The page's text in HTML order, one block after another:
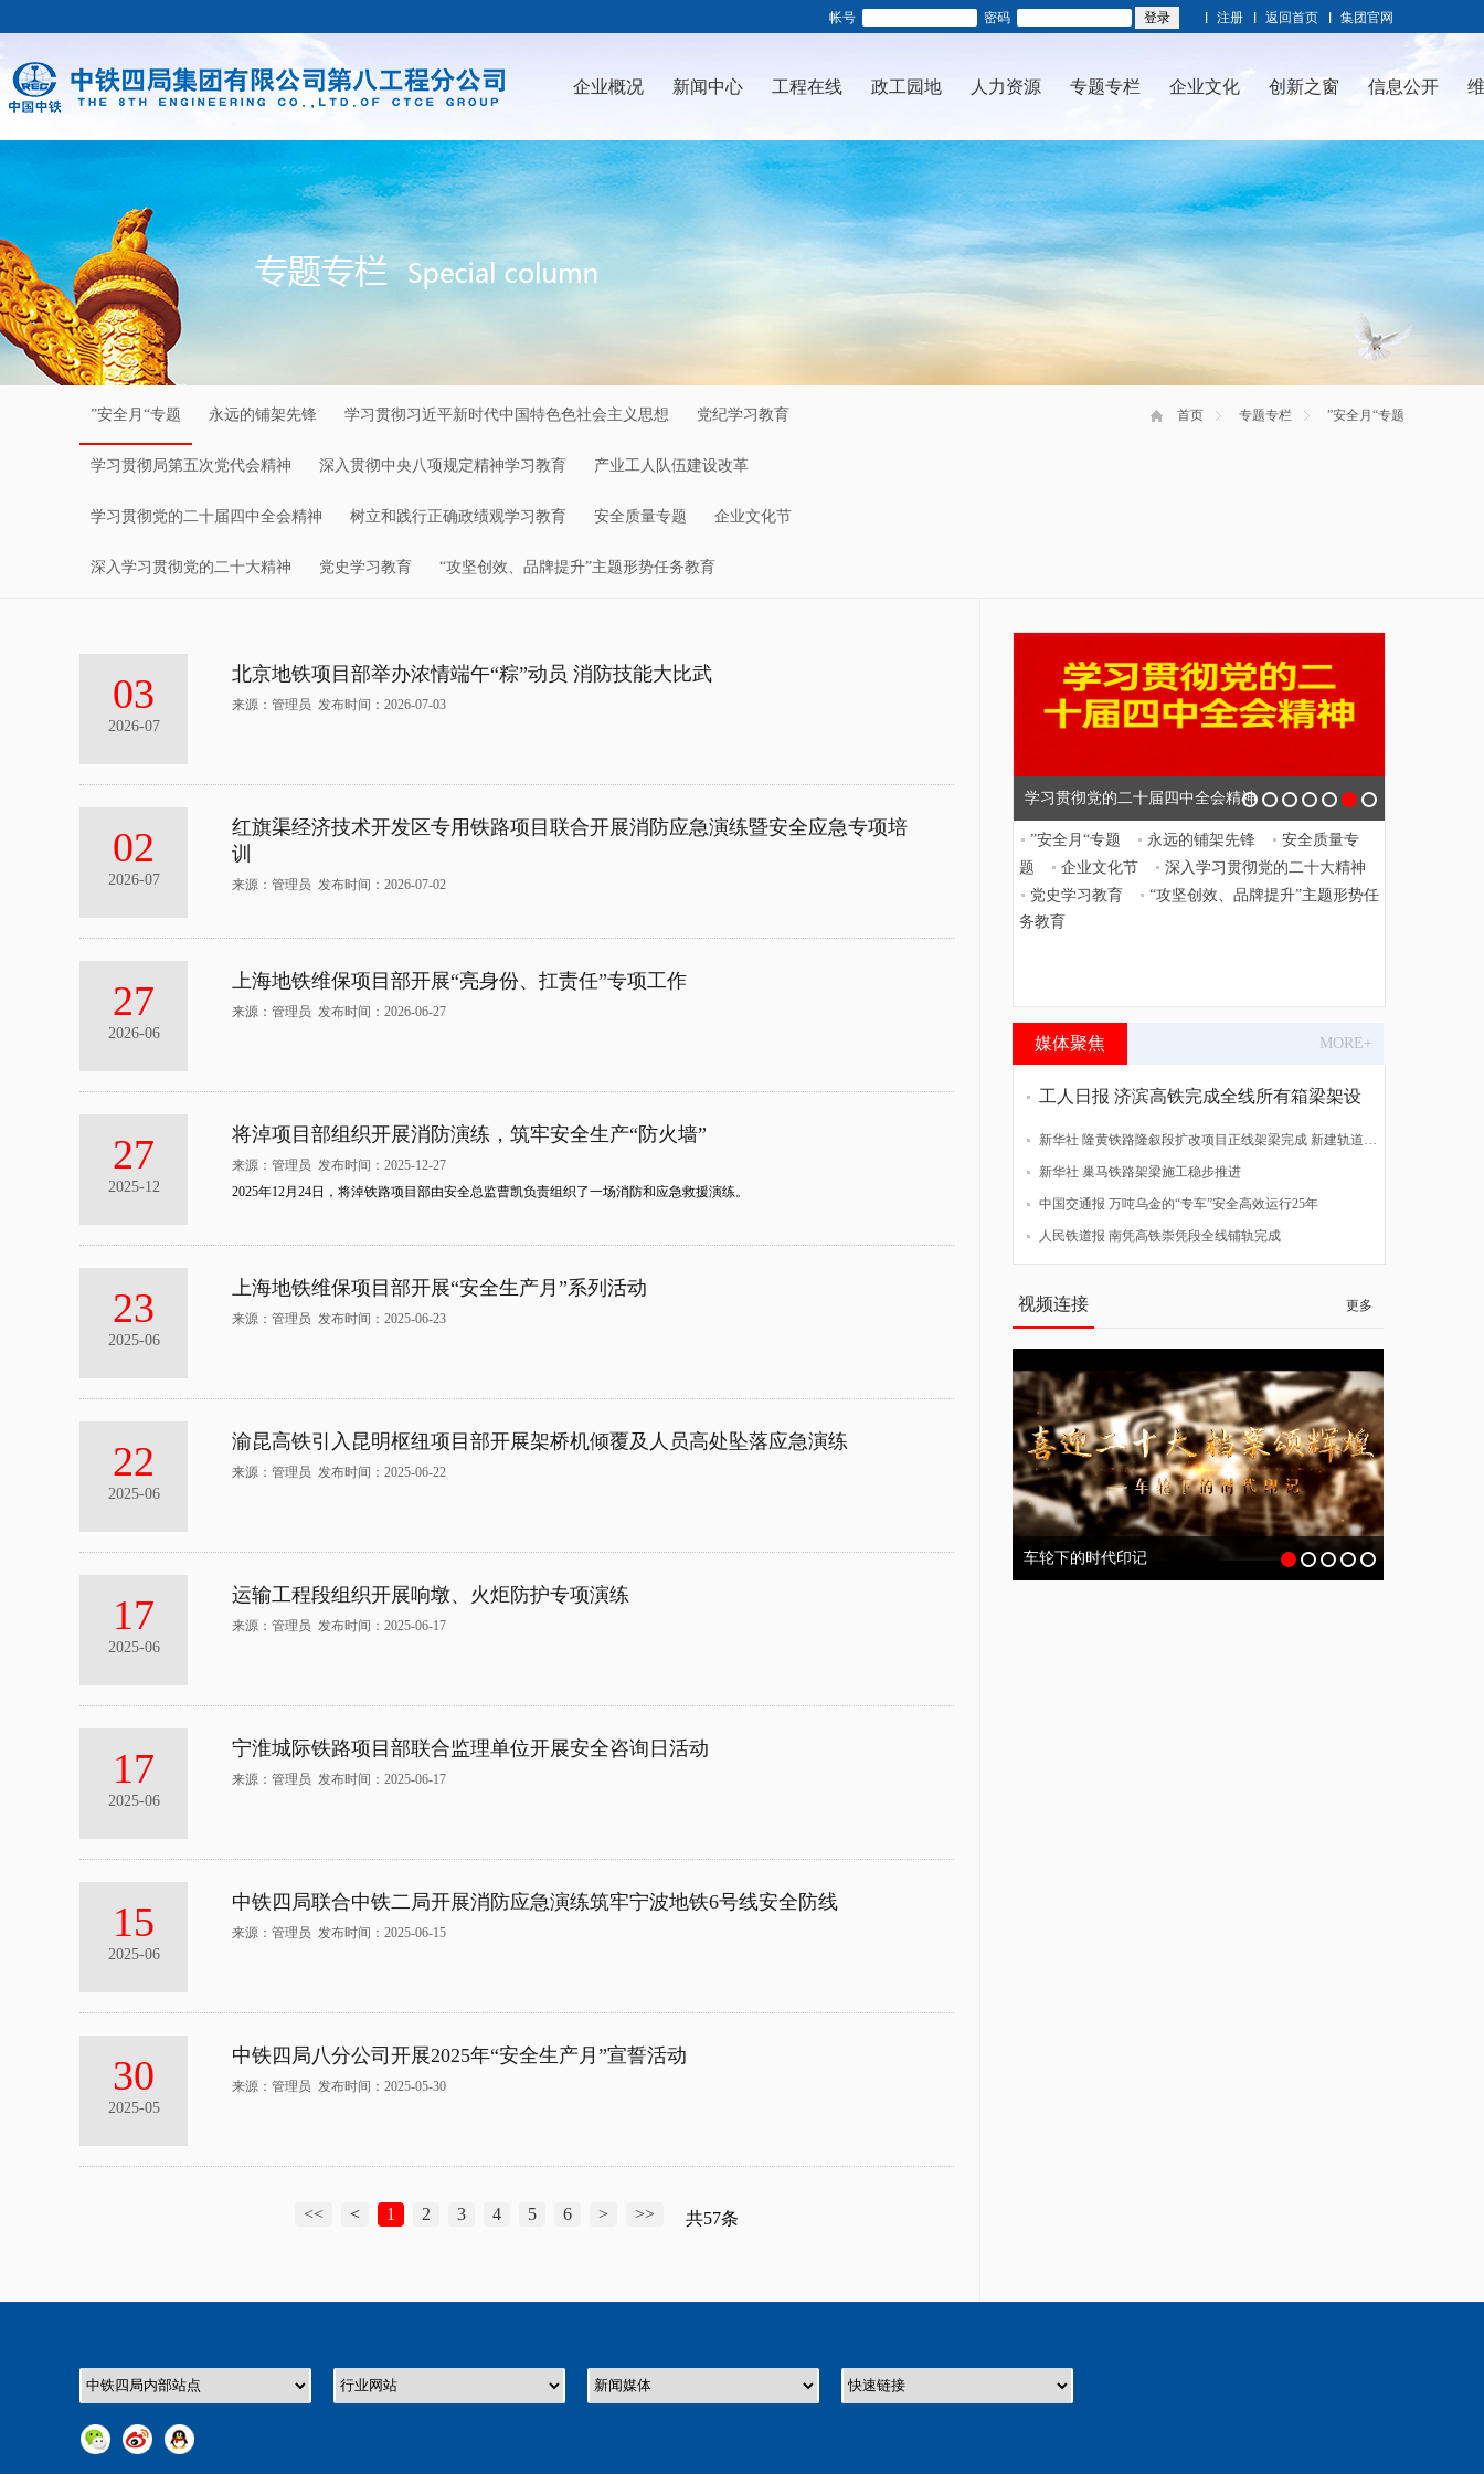
帐号 密码 注册 返回首页 集团官网
企业概况 新闻中心 工程在线 政工园地 人力资源 专题专栏 企业文化 创新之窗 信息公开
首页 专题专栏 ”安全月“专题
”安全月“专题 永远的铺架先锋 学习贯彻习近平新时代中国特色色社会主义思想 党纪学习教育
学习贯彻局第五次党代会精神 深入贯彻中央八项规定精神学习教育 产业工人队伍建设改革
学习贯彻党的二十届四中全会精神 树立和践行正确政绩观学习教育 安全质量专题 企业文化节
深入学习贯彻党的二十大精神 党史学习教育 “攻坚创效、品牌提升”主题形势任务教育
03
2026-07
北京地铁项目部举办浓情端午“粽”动员 消防技能大比武
来源：管理员 发布时间：2026-07-03
02
2026-07
红旗渠经济技术开发区专用铁路项目联合开展消防应急演练暨安全应急专项培
训
来源：管理员 发布时间：2026-07-02
27
2026-06
上海地铁维保项目部开展“亮身份、扛责任”专项工作
来源：管理员 发布时间：2026-06-27
27
2025-12
将淖项目部组织开展消防演练，筑牢安全生产“防火墙”
来源：管理员 发布时间：2025-12-27
2025年12月24日，将淖铁路项目部由安全总监曹凯负责组织了一场消防和应急救援演练。
23
2025-06
上海地铁维保项目部开展“安全生产月”系列活动
来源：管理员 发布时间：2025-06-23
22
2025-06
渝昆高铁引入昆明枢纽项目部开展架桥机倾覆及人员高处坠落应急演练
来源：管理员 发布时间：2025-06-22
17
2025-06
运输工程段组织开展响墩、火炬防护专项演练
来源：管理员 发布时间：2025-06-17
17
2025-06
宁淮城际铁路项目部联合监理单位开展安全咨询日活动
来源：管理员 发布时间：2025-06-17
15
2025-06
中铁四局联合中铁二局开展消防应急演练筑牢宁波地铁6号线安全防线
来源：管理员 发布时间：2025-06-15
30
2025-05
中铁四局八分公司开展2025年“安全生产月”宣誓活动
来源：管理员 发布时间：2025-05-30
<< < 1 2 3 4 5 6 > >> 共57条
学习贯彻党的二十届四中全会精神
”安全月“专题 永远的铺架先锋
安全质量专
题
企业文化节
深入学习贯彻党的二十大精神
党史学习教育
“攻坚创效、品牌提升”主题形势任
务教育
MORE+
媒体聚焦
工人日报 济滨高铁完成全线所有箱梁架设
新华社 隆黄铁路隆叙段扩改项目正线架梁完成 新建轨道贯通
新华社 巢马铁路架梁施工稳步推进
中国交通报 万吨乌金的“专车”安全高效运行25年
人民铁道报 南凭高铁崇凭段全线铺轨完成
更多
视频连接
车轮下的时代印记